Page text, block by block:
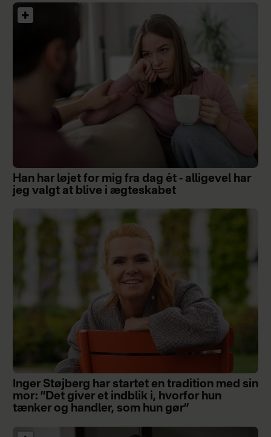
Han har løjet for mig fra dag ét - alligevel har
jeg valgt at blive i ægteskabet
Inger Støjberg har startet en tradition med sin
mor: ”Det giver et indblik i, hvorfor hun
tænker og handler, som hun gør”